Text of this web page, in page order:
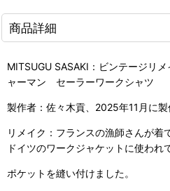
商品詳細
MITSUGU SASAKI：ビンテージ
ャーマン セーラーワークシャツ
製作者：佐々木貢、2025年11月に製
リメイク：フランスの漁師さんが着
ドイツのワークジャケットに使われ
ポケットを縫い付けました。